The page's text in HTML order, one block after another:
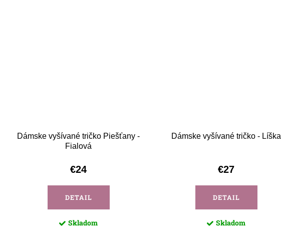
Dámske vyšívané tričko Piešťany -
Fialová
€24
DETAIL
Skladom
Dámske vyšívané tričko - Líška
€27
DETAIL
Skladom